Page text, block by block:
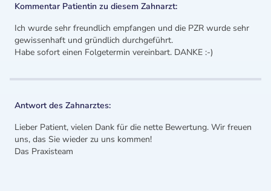
Kommentar Patientin zu diesem Zahnarzt:
Ich wurde sehr freundlich empfangen und die PZR wurde sehr
gewissenhaft und gründlich durchgeführt.
Habe sofort einen Folgetermin vereinbart. DANKE :-)
Antwort des Zahnarztes:
Lieber Patient, vielen Dank für die nette Bewertung. Wir freuen
uns, das Sie wieder zu uns kommen!
Das Praxisteam